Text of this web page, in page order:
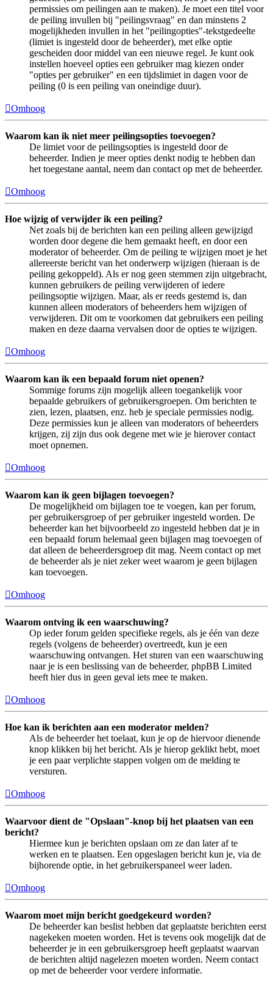
permissies om peilingen aan te maken). Je moet een titel voor
de peiling invullen bij "peilingsvraag" en dan minstens 2
mogelijkheden invullen in het "peilingopties"-tekstgedeelte
(limiet is ingesteld door de beheerder), met elke optie
gescheiden door middel van een nieuwe regel. Je kunt ook
instellen hoeveel opties een gebruiker mag kiezen onder
"opties per gebruiker" en een tijdslimiet in dagen voor de
peiling (0 is een peiling van oneindige duur).
Omhoog
Waarom kan ik niet meer peilingsopties toevoegen?
De limiet voor de peilingsopties is ingesteld door de
beheerder. Indien je meer opties denkt nodig te hebben dan
het toegestane aantal, neem dan contact op met de beheerder.
Omhoog
Hoe wijzig of verwijder ik een peiling?
Net zoals bij de berichten kan een peiling alleen gewijzigd
worden door degene die hem gemaakt heeft, en door een
moderator of beheerder. Om de peiling te wijzigen moet je het
allereerste bericht van het onderwerp wijzigen (hieraan is de
peiling gekoppeld). Als er nog geen stemmen zijn uitgebracht,
kunnen gebruikers de peiling verwijderen of iedere
peilingsoptie wijzigen. Maar, als er reeds gestemd is, dan
kunnen alleen moderators of beheerders hem wijzigen of
verwijderen. Dit om te voorkomen dat gebruikers een peiling
maken en deze daarna vervalsen door de opties te wijzigen.
Omhoog
Waarom kan ik een bepaald forum niet openen?
Sommige forums zijn mogelijk alleen toegankelijk voor
bepaalde gebruikers of gebruikersgroepen. Om berichten te
zien, lezen, plaatsen, enz. heb je speciale permissies nodig.
Deze permissies kun je alleen van moderators of beheerders
krijgen, zij zijn dus ook degene met wie je hierover contact
moet opnemen.
Omhoog
Waarom kan ik geen bijlagen toevoegen?
De mogelijkheid om bijlagen toe te voegen, kan per forum,
per gebruikersgroep of per gebruiker ingesteld worden. De
beheerder kan het bijvoorbeeld zo ingesteld hebben dat je in
een bepaald forum helemaal geen bijlagen mag toevoegen of
dat alleen de beheerdersgroep dit mag. Neem contact op met
de beheerder als je niet zeker weet waarom je geen bijlagen
kan toevoegen.
Omhoog
Waarom ontving ik een waarschuwing?
Op ieder forum gelden specifieke regels, als je één van deze
regels (volgens de beheerder) overtreedt, kun je een
waarschuwing ontvangen. Het sturen van een waarschuwing
naar je is een beslissing van de beheerder, phpBB Limited
heeft hier dus in geen geval iets mee te maken.
Omhoog
Hoe kan ik berichten aan een moderator melden?
Als de beheerder het toelaat, kun je op de hiervoor dienende
knop klikken bij het bericht. Als je hierop geklikt hebt, moet
je een paar verplichte stappen volgen om de melding te
versturen.
Omhoog
Waarvoor dient de "Opslaan"-knop bij het plaatsen van een
bericht?
Hiermee kun je berichten opslaan om ze dan later af te
werken en te plaatsen. Een opgeslagen bericht kun je, via de
bijhorende optie, in het gebruikerspaneel weer laden.
Omhoog
Waarom moet mijn bericht goedgekeurd worden?
De beheerder kan beslist hebben dat geplaatste berichten eerst
nagekeken moeten worden. Het is tevens ook mogelijk dat de
beheerder je in een gebruikersgroep heeft geplaatst waarvan
de berichten altijd nagelezen moeten worden. Neem contact
op met de beheerder voor verdere informatie.